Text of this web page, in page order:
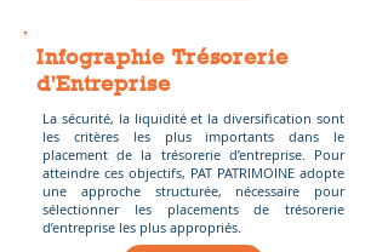
Infographie Trésorerie
d'Entreprise
La sécurité, la liquidité et la diversification sont
les critères les plus importants dans le
placement de la trésorerie d’entreprise. Pour
atteindre ces objectifs, PAT PATRIMOINE adopte
une approche structurée, nécessaire pour
sélectionner les placements de trésorerie
d’entreprise les plus appropriés.